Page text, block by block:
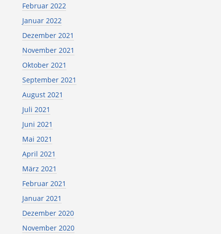
Februar 2022
Januar 2022
Dezember 2021
November 2021
Oktober 2021
September 2021
August 2021
Juli 2021
Juni 2021
Mai 2021
April 2021
März 2021
Februar 2021
Januar 2021
Dezember 2020
November 2020